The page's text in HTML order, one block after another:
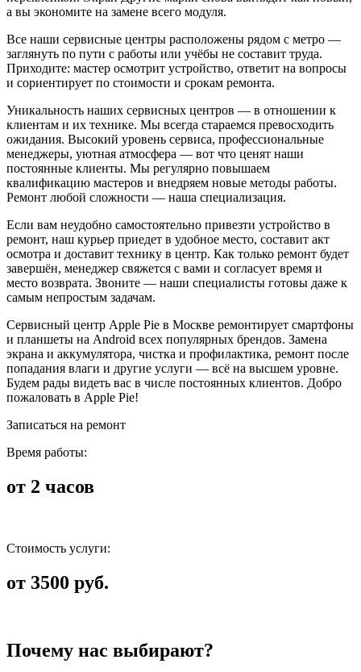
а вы экономите на замене всего модуля.
Все наши сервисные центры расположены рядом с метро —
заглянуть по пути с работы или учёбы не составит труда.
Приходите: мастер осмотрит устройство, ответит на вопросы
и сориентирует по стоимости и срокам ремонта.
Уникальность наших сервисных центров — в отношении к
клиентам и их технике. Мы всегда стараемся превосходить
ожидания. Высокий уровень сервиса, профессиональные
менеджеры, уютная атмосфера — вот что ценят наши
постоянные клиенты. Мы регулярно повышаем
квалификацию мастеров и внедряем новые методы работы.
Ремонт любой сложности — наша специализация.
Если вам неудобно самостоятельно привезти устройство в
ремонт, наш курьер приедет в удобное место, составит акт
осмотра и доставит технику в центр. Как только ремонт будет
завершён, менеджер свяжется с вами и согласует время и
место возврата. Звоните — наши специалисты готовы даже к
самым непростым задачам.
Сервисный центр Apple Pie в Москве ремонтирует смартфоны
и планшеты на Android всех популярных брендов. Замена
экрана и аккумулятора, чистка и профилактика, ремонт после
попадания влаги и другие услуги — всё на высшем уровне.
Будем рады видеть вас в числе постоянных клиентов. Добро
пожаловать в Apple Pie!
Записаться на ремонт
Время работы:
от 2 часов
Стоимость услуги:
от 3500 руб.
Почему нас выбирают?